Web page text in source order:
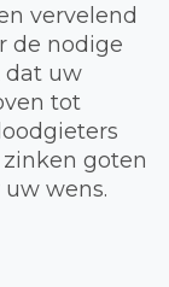
vervelend
de nodige
dat uw
tot
goten
wens.